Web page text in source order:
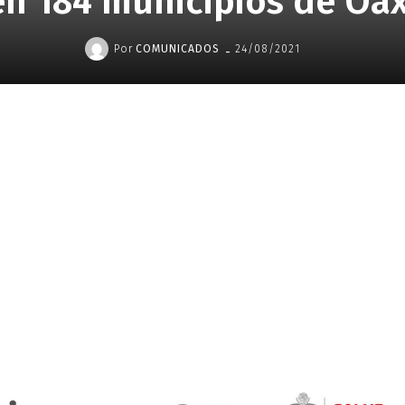
Por COMUNICADOS - 24/08/2021